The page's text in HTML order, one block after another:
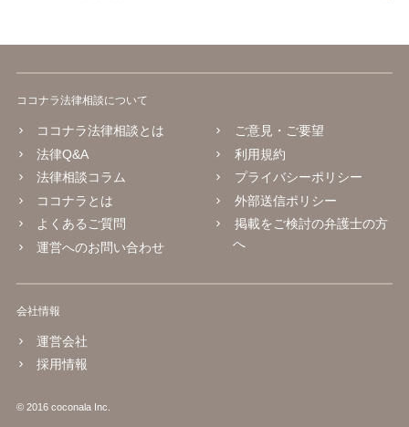
ココナラ法律相談について
ココナラ法律相談とは
法律Q&A
法律相談コラム
ココナラとは
よくあるご質問
運営へのお問い合わせ
ご意見・ご要望
利用規約
プライバシーポリシー
外部送信ポリシー
掲載をご検討の弁護士の方
へ
会社情報
運営会社
採用情報
© 2016 coconala Inc.